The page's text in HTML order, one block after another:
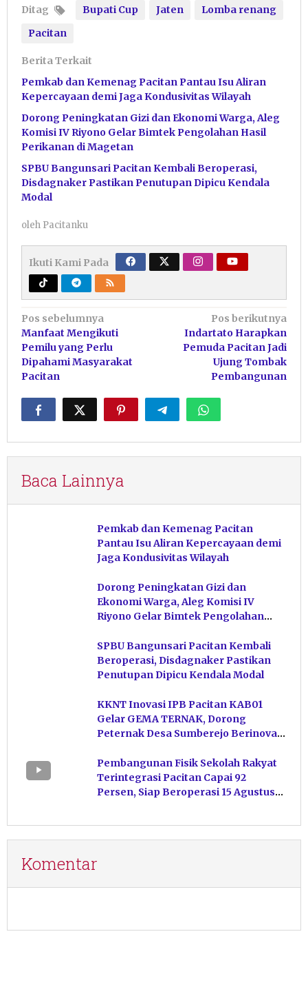
Ditag Bupati Cup Jaten
Lomba renang
Pacitan
Berita Terkait
Pemkab dan Kemenag Pacitan Pantau Isu Aliran
Kepercayaan demi Jaga Kondusivitas Wilayah
Dorong Peningkatan Gizi dan Ekonomi Warga, Aleg
Komisi IV Riyono Gelar Bimtek Pengolahan Hasil
Perikanan di Magetan
SPBU Bangunsari Pacitan Kembali Beroperasi,
Disdagnaker Pastikan Penutupan Dipicu Kendala
Modal
oleh Pacitanku
Ikuti Kami Pada
Navigasi
pos
Pos sebelumnya
Manfaat Mengikuti
Pemilu yang Perlu
Dipahami Masyarakat
Pacitan
Pos berikutnya
Indartato Harapkan
Pemuda Pacitan Jadi
Ujung Tombak
Pembangunan
Baca Lainnya
Pemkab dan Kemenag Pacitan
Pantau Isu Aliran Kepercayaan demi
Jaga Kondusivitas Wilayah
Dorong Peningkatan Gizi dan
Ekonomi Warga, Aleg Komisi IV
Riyono Gelar Bimtek Pengolahan
SPBU Bangunsari Pacitan Kembali
Beroperasi, Disdagnaker Pastikan
Penutupan Dipicu Kendala Modal
KKNT Inovasi IPB Pacitan KAB01
Gelar GEMA TERNAK, Dorong
Peternak Desa Sumberejo Berinovasi
Pembangunan Fisik Sekolah Rakyat
Terintegrasi Pacitan Capai 92
Persen, Siap Beroperasi 15 Agustus
Komentar